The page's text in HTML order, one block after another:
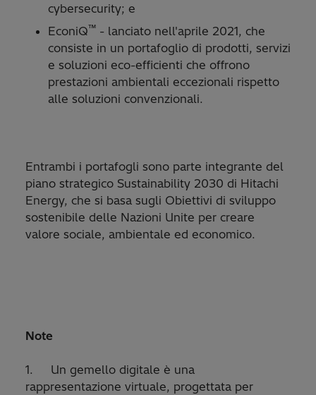
cybersecurity; e
EconiQ™ - lanciato nell'aprile 2021, che
consiste in un portafoglio di prodotti, servizi
e soluzioni eco-efficienti che offrono
prestazioni ambientali eccezionali rispetto
alle soluzioni convenzionali.
Entrambi i portafogli sono parte integrante del
piano strategico Sustainability 2030 di Hitachi
Energy, che si basa sugli Obiettivi di sviluppo
sostenibile delle Nazioni Unite per creare
valore sociale, ambientale ed economico.
Note
1. Un gemello digitale è una
rappresentazione virtuale, progettata per